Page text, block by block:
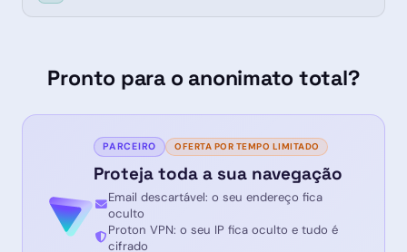
Pronto para o anonimato total?
PARCEIRO OFERTA POR TEMPO LIMITADO
Proteja toda a sua navegação
Email descartável: o seu endereço fica
oculto
Proton VPN: o seu IP fica oculto e tudo é
cifrado